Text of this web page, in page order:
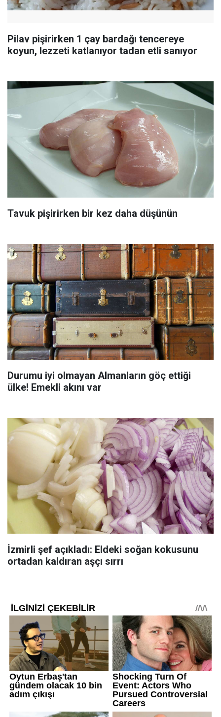
Pilav pişirirken 1 çay bardağı tencereye
koyun, lezzeti katlanıyor tadan etli sanıyor
Tavuk pişirirken bir kez daha düşünün
Durumu iyi olmayan Almanların göç ettiği
ülke! Emekli akını var
İzmirli şef açıkladı: Eldeki soğan kokusunu
ortadan kaldıran aşçı sırrı